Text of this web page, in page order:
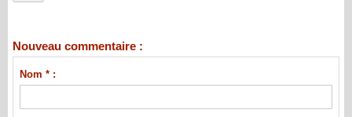
Nouveau commentaire :
Nom * :